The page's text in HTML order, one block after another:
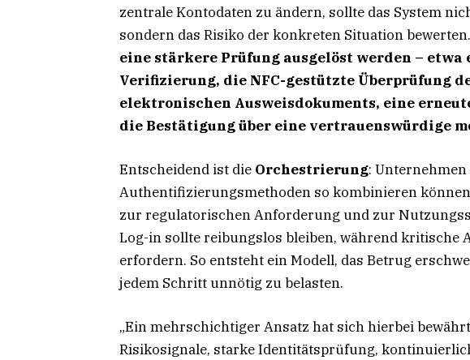
zentrale Kontodaten zu ändern, sollte das System
sondern das Risiko der konkreten Situation bewerten.
eine stärkere Prüfung ausgelöst werden – etwa
Verifizierung, die NFC-gestützte Überprüfung
elektronischen Ausweisdokuments, eine
die Bestätigung über eine vertrauenswürdige
Entscheidend ist die Orchestrierung:
Authentifizierungsmethoden so kombinieren
zur regulatorischen Anforderung und zur
Log-in sollte reibungslos bleiben, während kritische
erfordern. So entsteht ein Modell, das Betrug
jedem Schritt unnötig zu belasten.
„Ein mehrschichtiger Ansatz hat sich hierbei
Risikosignale, starke Identitätsprüfung,